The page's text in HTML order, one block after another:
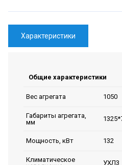
Характеристики
Общие характеристики
Вес агрегата 1050
Габариты агрегата,
мм
Мощность, кВт 132
Климатическое
УХЛ3